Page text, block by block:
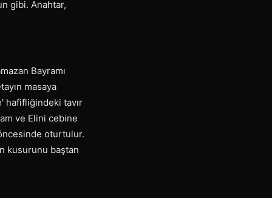
gibi. Anahtar,
Bayramı
masaya
hafifliğindeki tavır
ve Elini cebine
oturtulur.
kusurunu baştan